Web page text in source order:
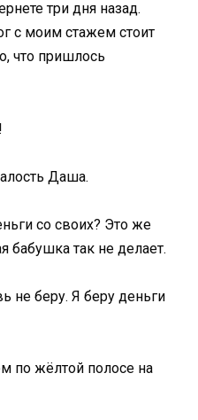
три дня назад.
с моим стажем стоит
что пришлось
Даша.
со своих? Это же
бабушка так не делает.
не беру. Я беру деньги
по жёлтой полосе на